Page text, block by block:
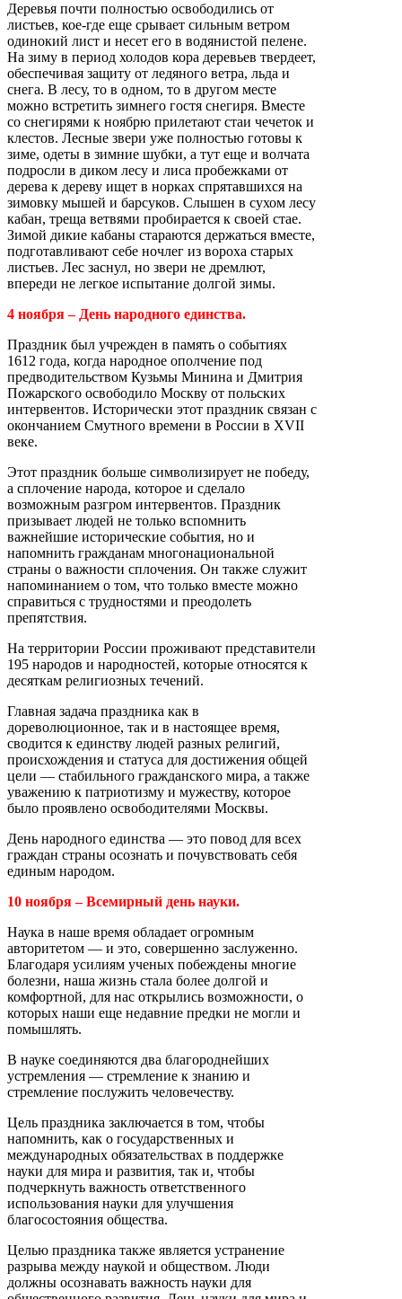
Деревья почти полностью освободились от
листьев, кое-где еще срывает сильным ветром
одинокий лист и несет его в водянистой пелене.
На зиму в период холодов кора деревьев твердеет,
обеспечивая защиту от ледяного ветра, льда и
снега. В лесу, то в одном, то в другом месте
можно встретить зимнего гостя снегиря. Вместе
со снегирями к ноябрю прилетают стаи чечеток и
клестов. Лесные звери уже полностью готовы к
зиме, одеты в зимние шубки, а тут еще и волчата
подросли в диком лесу и лиса пробежками от
дерева к дереву ищет в норках спрятавшихся на
зимовку мышей и барсуков. Слышен в сухом лесу
кабан, треща ветвями пробирается к своей стае.
Зимой дикие кабаны стараются держаться вместе,
подготавливают себе ночлег из вороха старых
листьев. Лес заснул, но звери не дремлют,
впереди не легкое испытание долгой зимы.
4 ноября – День народного единства.
Праздник был учрежден в память о событиях
1612 года, когда народное ополчение под
предводительством Кузьмы Минина и Дмитрия
Пожарского освободило Москву от польских
интервентов. Исторически этот праздник связан с
окончанием Смутного времени в России в XVII
веке.
Этот праздник больше символизирует не победу,
а сплочение народа, которое и сделало
возможным разгром интервентов. Праздник
призывает людей не только вспомнить
важнейшие исторические события, но и
напомнить гражданам многонациональной
страны о важности сплочения. Он также служит
напоминанием о том, что только вместе можно
справиться с трудностями и преодолеть
препятствия.
На территории России проживают представители
195 народов и народностей, которые относятся к
десяткам религиозных течений.
Главная задача праздника как в
дореволюционное, так и в настоящее время,
сводится к единству людей разных религий,
происхождения и статуса для достижения общей
цели — стабильного гражданского мира, а также
уважению к патриотизму и мужеству, которое
было проявлено освободителями Москвы.
День народного единства — это повод для всех
граждан страны осознать и почувствовать себя
единым народом.
10 ноября – Всемирный день науки.
Наука в наше время обладает огромным
авторитетом — и это, совершенно заслуженно.
Благодаря усилиям ученых побеждены многие
болезни, наша жизнь стала более долгой и
комфортной, для нас открылись возможности, о
которых наши еще недавние предки не могли и
помышлять.
В науке соединяются два благороднейших
устремления — стремление к знанию и
стремление послужить человечеству.
Цель праздника заключается в том, чтобы
напомнить, как о государственных и
международных обязательствах в поддержке
науки для мира и развития, так и, чтобы
подчеркнуть важность ответственного
использования науки для улучшения
благосостояния общества.
Целью праздника также является устранение
разрыва между наукой и обществом. Люди
должны осознавать важность науки для